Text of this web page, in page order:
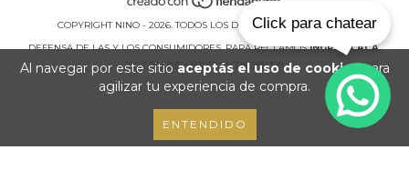
Al navegar por este sitio aceptás el uso de cookiespara
agilizar tu experiencia de compra.
ENTENDIDO
COPYRIGHT NINO - 2026. TODOS LOS DERECHOS RESERVADOS.
DEFENSA DE LAS Y LOS CONSUMIDORES. PARA RECLAMOS INGRESÁ ACÁ.
BOTÓN DE ARREPENTIMIENTO
Click para chatear